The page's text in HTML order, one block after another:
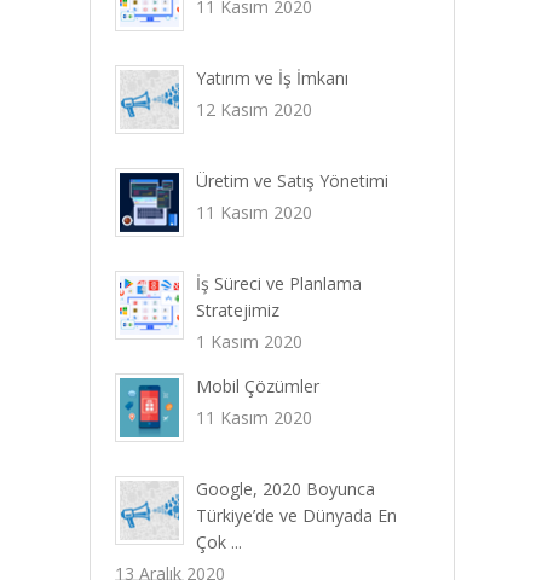
11 Kasım 2020
Yatırım ve İş İmkanı
12 Kasım 2020
Üretim ve Satış Yönetimi
11 Kasım 2020
İş Süreci ve Planlama
Stratejimiz
1 Kasım 2020
Mobil Çözümler
11 Kasım 2020
Google, 2020 Boyunca
Türkiye’de ve Dünyada En
Çok ...
13 Aralık 2020